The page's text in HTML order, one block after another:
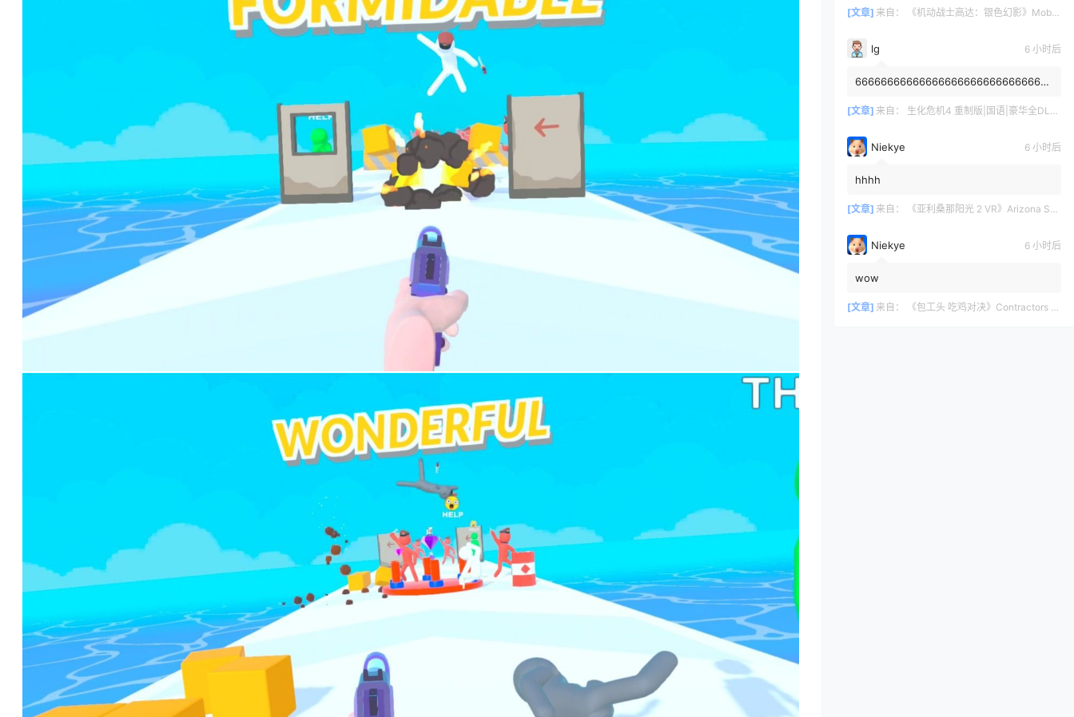
1/144 а так я пропустил хайп данно...
[文章] 来自： 《机动战士高达：银色幻影》Mobile Suit Gundam: Silver Phantom
lg 6 小时后
6666666666666666666666666666666
[文章] 来自： 生化危机4 重制版|国语|豪华全DLC（Resident Evil 4 VR）
Niekye 6 小时后
hhhh
[文章] 来自： 《亚利桑那阳光 2 VR》Arizona Sunshine® 2
Niekye 6 小时后
wow
[文章] 来自： 《包工头 吃鸡对决》Contractors Showdown